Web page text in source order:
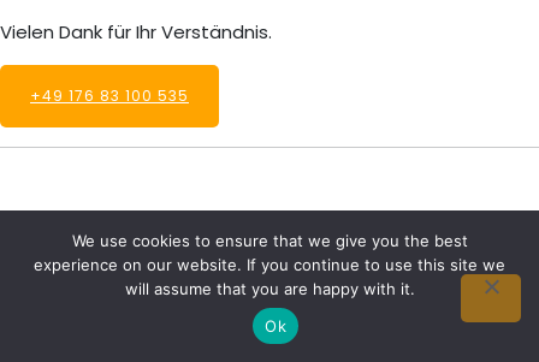
Vielen Dank für Ihr Verständnis.
+49 176 83 100 535
We use cookies to ensure that we give you the best
experience on our website. If you continue to use this site we
will assume that you are happy with it.
Ok